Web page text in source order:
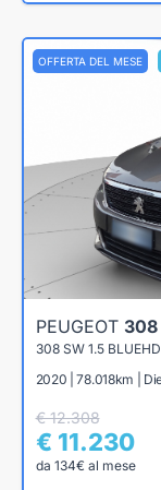
OFFERTA DEL MESE
PEUGEOT 308
308 SW 1.5
2020 | 78.018km |
€ 12.308
€ 11.230
da 134€ al mese